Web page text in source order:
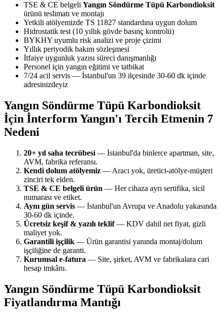
TSE & CE belgeli Yangın Söndürme Tüpü Karbondioksit
ürünü teslimatı ve montajı
Yetkili atölyemizde TS 11827 standardına uygun dolum
Hidrostatik test (10 yıllık gövde basınç kontrolü)
BYKHY uyumlu risk analizi ve proje çizimi
Yıllık periyodik bakım sözleşmesi
İtfaiye uygunluk yazısı süreci danışmanlığı
Personel için yangın eğitimi ve tatbikat
7/24 acil servis — İstanbul'un 39 ilçesinde 30-60 dk içinde
adresinizdeyiz
Yangın Söndürme Tüpü Karbondioksit
İçin İnterform Yangın'ı Tercih Etmenin 7
Nedeni
20+ yıl saha tecrübesi — İstanbul'da binlerce apartman, site,
AVM, fabrika referansı.
Kendi dolum atölyemiz — Aracı yok, üretici-atölye-müşteri
zinciri tek elden.
TSE & CE belgeli ürün — Her cihaza ayrı sertifika, sicil
numarası ve etiket.
Aynı gün servis — İstanbul'un Avrupa ve Anadolu yakasında
30-60 dk içinde.
Ücretsiz keşif & yazılı teklif— KDV dahil net fiyat, gizli
maliyet yok.
Garantili işçilik — Ürün garantisi yanında montaj/dolum
işçiliğine de garanti.
Kurumsal e-fatura — Site, şirket, AVM ve fabrikalara cari
hesap imkânı.
Yangın Söndürme Tüpü Karbondioksit
Fiyatlandırma Mantığı